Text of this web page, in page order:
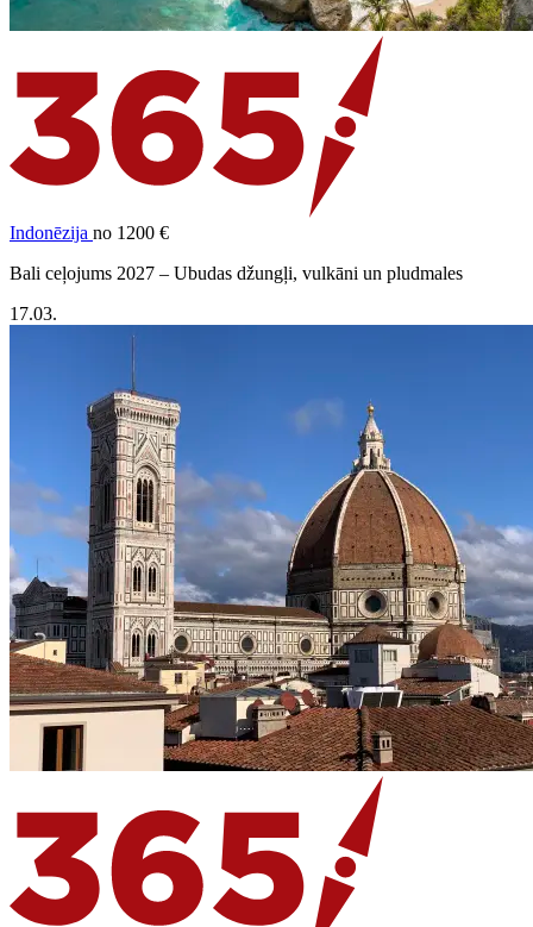
Indonēzija no 1200 €
Bali ceļojums 2027 – Ubudas džungļi, vulkāni un pludmales
17.03.